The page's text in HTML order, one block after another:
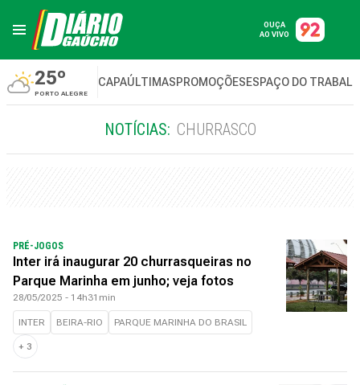
OUÇA
AO VIVO
25º
PORTO ALEGRE
CAPAÚLTIMASPROMOÇÕESESPAÇO DO
NOTÍCIAS: CHURRASCO
PRÉ-JOGOS
Inter irá inaugurar 20 churrasqueiras no
Parque Marinha em junho; veja fotos
28/05/2025 - 14h31min
INTER BEIRA-RIO PARQUE MARINHA DO BRASIL
+ 3